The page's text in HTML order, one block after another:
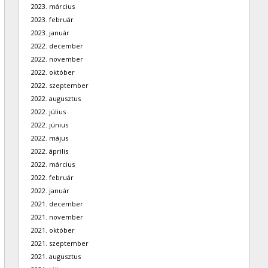
2023. március
2023. február
2023. január
2022. december
2022. november
2022. október
2022. szeptember
2022. augusztus
2022. július
2022. június
2022. május
2022. április
2022. március
2022. február
2022. január
2021. december
2021. november
2021. október
2021. szeptember
2021. augusztus